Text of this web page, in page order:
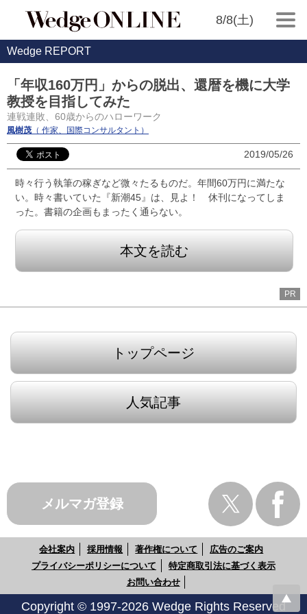
8/8(土)
Wedge REPORT
「年収160万円」からの脱出、還暦を機に大学
教授を目指してみた
連戦連敗、60歳からのハローワーク
風樹茂 （ 作家、国際コンサルタント）
2019/05/26
時々行う執筆の稼ぎなど微々たるものだ。年間60万円に満たな
い。時々書いていた『新潮45』は、見よ！ 休刊になってしま
った。書籍の企画もまったく通らない。
本文を読む
PR
トップページ
人気記事
メルマガ登録
会社案内 採用情報 著作権について
広告のご案内
プライバシーポリシーについて
特定商取引法に基づく表示
お問い合わせ
Copyright © 1997-2026 Wedge Rights Reserved